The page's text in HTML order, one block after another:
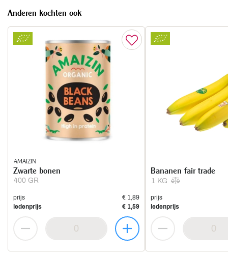
Anderen kochten ook
AMAIZIN
400 GR
Zwarte bonen
prijs
€ 1,89
ledenprijs
€ 1,59
1 KG
Bananen fair trade
prijs
ledenprijs